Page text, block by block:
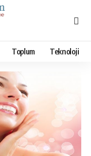
Toplum Teknoloji